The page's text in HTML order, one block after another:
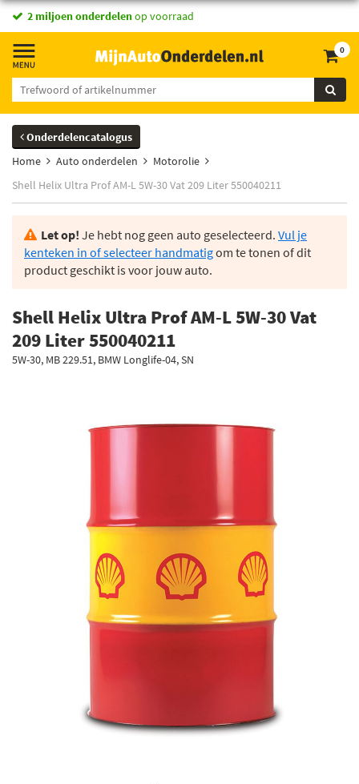
2 miljoen onderdelenop voorraad
0
Onderdelencatalogus
Home
Auto onderdelen
Motorolie
Shell Helix Ultra Prof AM-L 5W-30 Vat 209 Liter 550040211
Let op! Je hebt nog geen auto geselecteerd. Vul je
kenteken in of selecteer handmatigom te tonen of dit
product geschikt is voor jouw auto.
Shell Helix Ultra Prof AM-L 5W-30 Vat
209 Liter 550040211
5W-30, MB 229.51, BMW Longlife-04, SN